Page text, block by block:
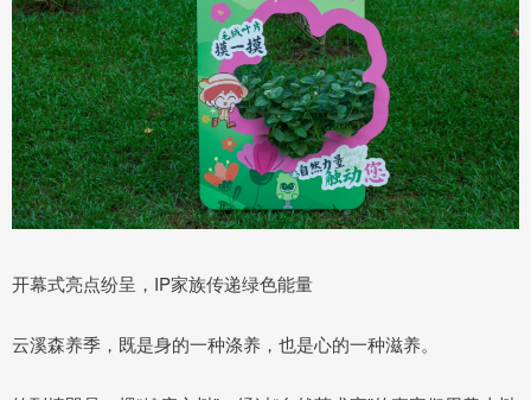
开幕式亮点纷呈，IP家族传递绿色能量
云溪森养季，既是身的一种涤养，也是心的一种滋养。